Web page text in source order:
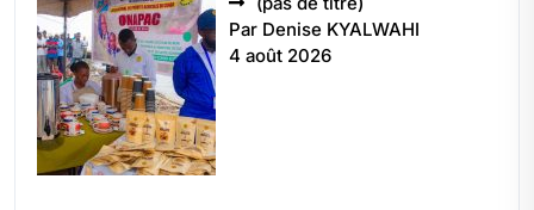
5496
Par Denise KYALWAHI
4 août 2026